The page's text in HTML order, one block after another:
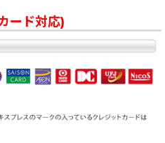
ード対応)